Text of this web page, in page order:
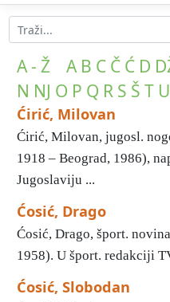
A - Ž A B C Č Ć D
N NJ O P Q R S Š T U
Ćirić, Milovan
Ćirić, Milovan, jugosl.
1918 – Beograd, 1986),
Jugoslaviju ...
Ćosić, Drago
Ćosić, Drago, šport.
1958). U šport. redakciji
Ćosić, Slobodan